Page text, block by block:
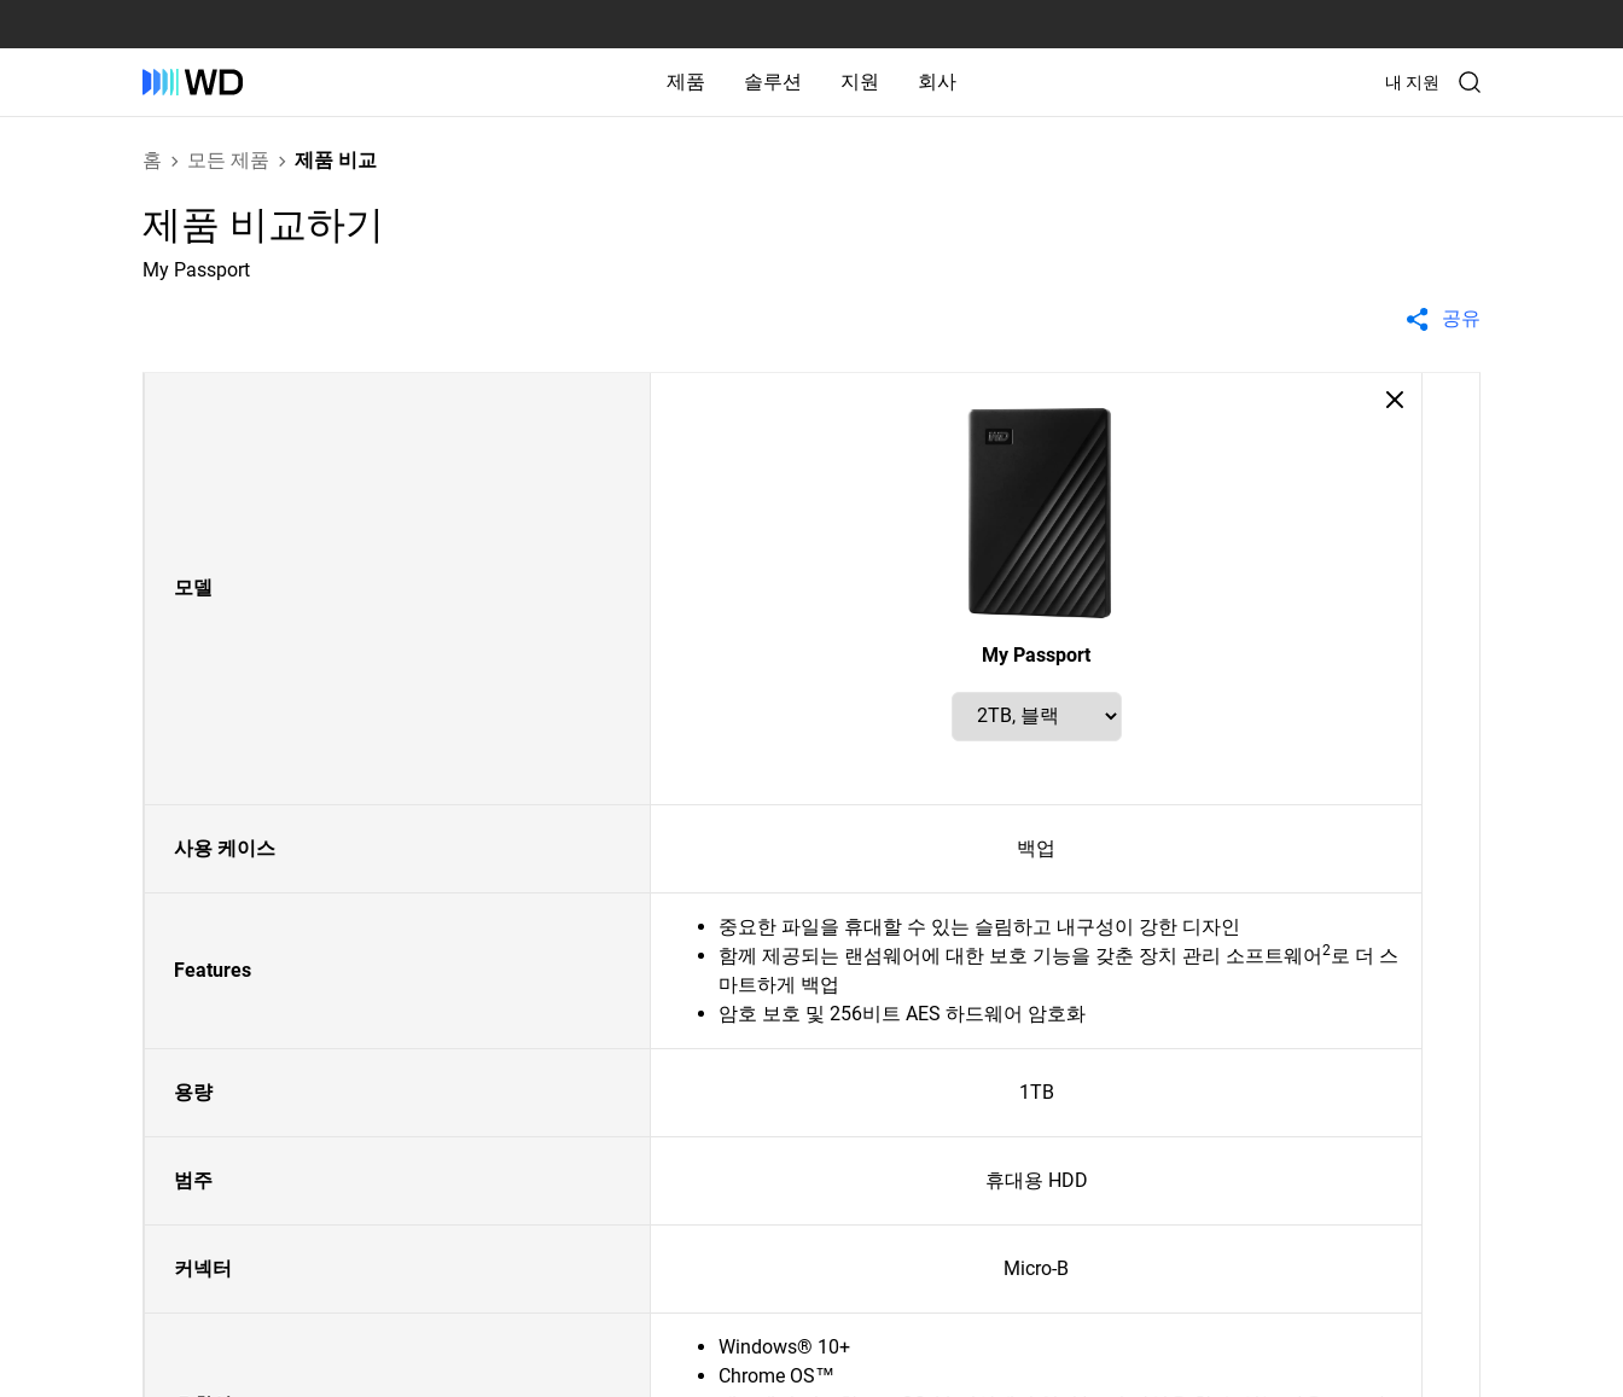
제품 솔루션 지원 회사 내 지원
홈 모든 제품 제품 비교
제품 비교하기
My Passport
공유
모델
My Passport
사용 케이스 백업
Features
중요한 파일을 휴대할 수 있는 슬림하고 내구성이 강한 디자인
함께 제공되는 랜섬웨어에 대한 보호 기능을 갖춘 장치 관리 소프트웨어2로 더 스
마트하게 백업
암호 보호 및 256비트 AES 하드웨어 암호화
용량 1TB
범주 휴대용 HDD
커넥터 Micro-B
Windows® 10+
Chrome OS™